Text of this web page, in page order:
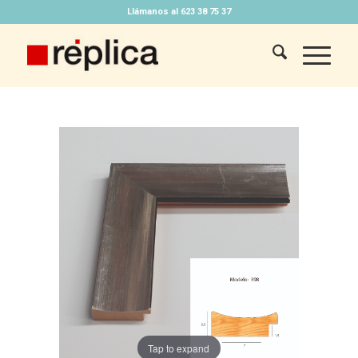
Llámanos al 623 38 75 37
Tap to expand